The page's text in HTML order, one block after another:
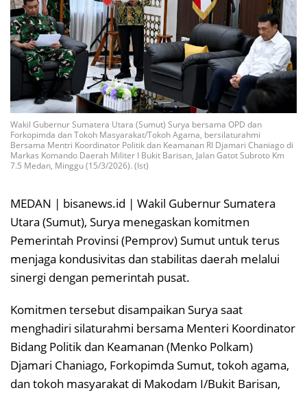
Wakil Gubernur Sumatera Utara (Sumut) Surya bersama OPD dan
Forkopimda dan Tokoh Masyarakat/Tokoh Agama, bersilaturahmi
Bersama Mentri Koordinator Politik dan Keamanan RI Djamari Chaniago di
Markas Komando Daerah Militer I Bukit Barisan, Jalan Gatot Subroto Km
7.5 Medan, Minggu (15/3/2026). (Ist)
MEDAN | bisanews.id | Wakil Gubernur Sumatera
Utara (Sumut), Surya menegaskan komitmen
Pemerintah Provinsi (Pemprov) Sumut untuk terus
menjaga kondusivitas dan stabilitas daerah melalui
sinergi dengan pemerintah pusat.
Komitmen tersebut disampaikan Surya saat
menghadiri silaturahmi bersama Menteri Koordinator
Bidang Politik dan Keamanan (Menko Polkam)
Djamari Chaniago, Forkopimda Sumut, tokoh agama,
dan tokoh masyarakat di Makodam I/Bukit Barisan,